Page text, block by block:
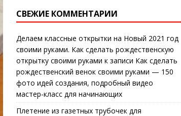
СВЕЖИЕ КОММЕНТАРИИ
Делаем классные открытки на Новый 2021 год
своими руками. Как сделать рождественскую
открытку своими руками к записи Как сделать
рождественский венок своими руками — 150
фото идей создания, подробный видео
мастер-класс для начинающих
Плетение из газетных трубочек для